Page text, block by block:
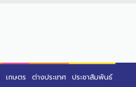
เกษตร ต่างประเทศ ประชาสัมพันธ์